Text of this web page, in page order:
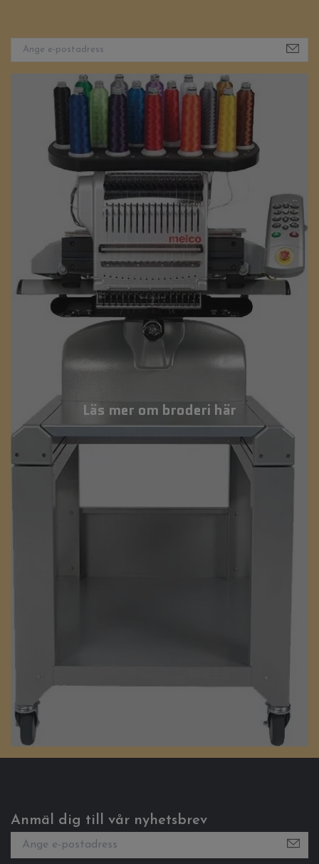
Läs mer om broderi här
Anmäl dig till vår nyhetsbrev